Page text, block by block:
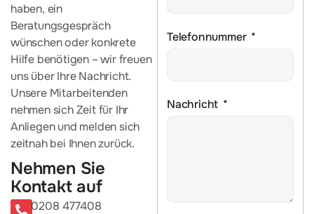
haben, ein
Beratungsgespräch
wünschen oder konkrete
Hilfe benötigen – wir freuen
uns über Ihre Nachricht.
Unsere Mitarbeitenden
nehmen sich Zeit für Ihr
Anliegen und melden sich
zeitnah bei Ihnen zurück.
Nehmen Sie
Kontakt auf
0208 477408
Telefonnummer
Nachricht